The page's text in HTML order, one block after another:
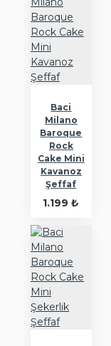
Baci
Milano
Baroque
Rock
Cake Mini
Kavanoz
Şeffaf
1.199 ₺